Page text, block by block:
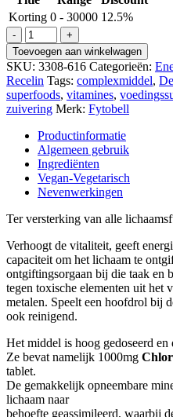
Korting 0 - 30000 12.5%
Chlorella
1000mg
Detox
aantal
Toevoegen aan winkelwagen
SKU: 3308-616 Categorieën:
Recelin Tags: complexmiddel,
superfoods, vitamines,
zuivering Merk: Fytobell
Productinformatie
Algemeen gebruik
Ingrediënten
Vegan-Vegetarisch
Nevenwerkingen
Ter versterking van alle
Verhoogt de vitaliteit, geeft
capaciteit om het lichaam te
ontgiftingsorgaan bij die taak en
tegen toxische elementen uit het
metalen. Speelt een hoofdrol bij
ook reinigend.
Het middel is hoog gedoseerd en
Ze bevat namelijk 1000mg
tablet.
De gemakkelijk opneembare
lichaam naar
behoefte geassimileerd, waarbij